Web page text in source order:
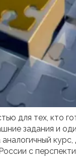
для тех, кто
задания и
с